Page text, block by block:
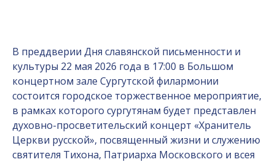
В преддверии Дня славянской письменности и
культуры 22 мая 2026 года в 17:00 в Большом
концертном зале Сургутской филармонии
состоится городское торжественное мероприятие,
в рамках которого сургутянам будет представлен
духовно-просветительский концерт «Хранитель
Церкви русской», посвященный жизни и служению
святителя Тихона, Патриарха Московского и всея